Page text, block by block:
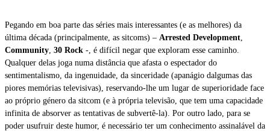
Pegando em boa parte das séries mais interessantes (e as melhores) da
última década (principalmente, as sitcoms) – Arrested Development
Community 30 Rock -, é difícil negar que exploram esse caminho.
Qualquer delas joga numa distância que afasta o espectador do
sentimentalismo, da ingenuidade, da sinceridade (apanágio dalgumas das
piores memórias televisivas), reservando-lhe um lugar de superioridade face
ao próprio género da sitcom (e à própria televisão, que tem uma capacidade
infinita de absorver as tentativas de subvertê-la). Por outro lado, para se
poder usufruir deste humor, é necessário ter um conhecimento assinalável da